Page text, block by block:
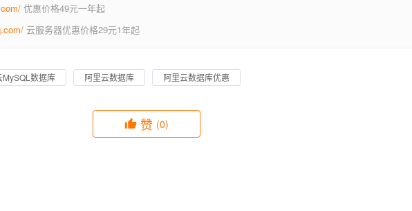
优惠价格49元一年起
云服务器优惠价格29元1年起
MySQL数据库 阿里云数据库 阿里云数据库优惠
赞 (0)